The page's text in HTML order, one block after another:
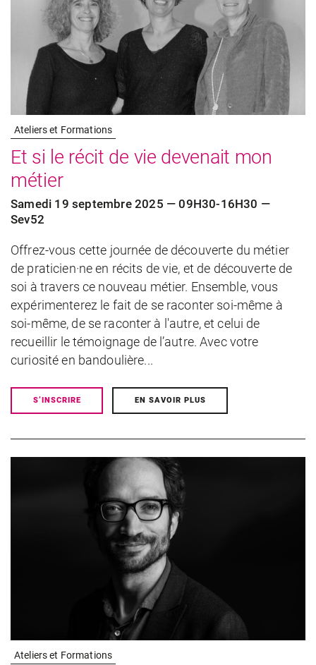
Ateliers et Formations
Et si le récit de vie devenait mon
métier
Samedi 19 septembre 2025 — 09H30-16H30 —
Sev52
Offrez-vous cette journée de découverte du métier
de praticien·ne en récits de vie, et de découverte de
soi à travers ce nouveau métier. Ensemble, vous
expérimenterez le fait de se raconter soi-même à
soi-même, de se raconter à l'autre, et celui de
recueillir le témoignage de l’autre. Avec votre
curiosité en bandoulière...
S’INSCRIRE EN SAVOIR PLUS
Ateliers et Formations